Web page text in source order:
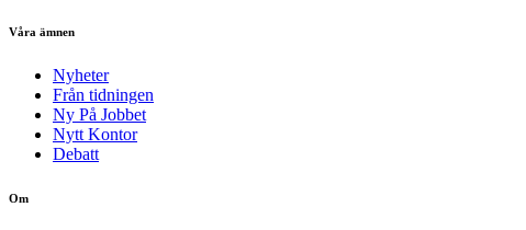
Våra ämnen
Nyheter
Från tidningen
Ny På Jobbet
Nytt Kontor
Debatt
Om